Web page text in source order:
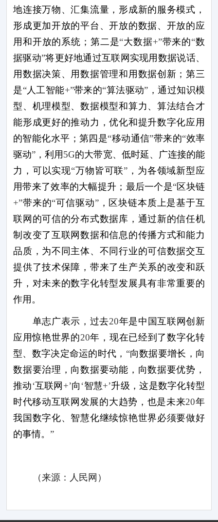
地连接万物、汇集流量，形成新的服务模式，
形成更加开放的平台、开放的数据、开放的应
用和开放的系统；第二是“大数据+”带来的“数
据驱动”将更好地通过互联网实现用数据说话、
用数据决策、用数据管理和用数据创新；第三
是“人工智能+”带来的“算法驱动” ，通过知识模
型、机理模型、数据模型和算力、算法结合才
能形成更好的推动力，优化和提升数字化应用
的智能化水平；第四是“移动通信”带来的“效率
驱动” ，利用5G的大带宽、低时延、广连接的能
力，可以实现“万物皆可联” ，为各领域新型应
用带来了效率的大幅提升；最后一个是“区块链
+”带来的“可信驱动”，区块链本质上是基于互
联网的可信的分布式数据库，通过新的信任机
制改变了互联网数据和信息的传播方式和能力
品质，为不同主体、不同行业的可信数据交互
提供了技术保障，带来了生产关系的改变和跃
升，对未来的数字化转型发展具有非常重要的
作用。
单志广表示，过去20年是中国互联网创新
应用惊艳世界的20年，现在已经到了数字化转
型、数字决定命运的时代， “向数据要增长，向
数据要治理，向数据要动能，向数据要优势，
推动‘互联网 +’向‘智慧+’升级，这是数字化转型
时代移动互联网发展的大趋势，也是未来20年
我国数字化、智慧化继续惊艳世界必须要做好
的事情。”
（来源：人民网）